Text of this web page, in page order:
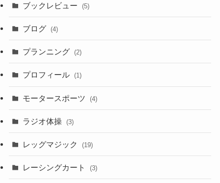
ブックレビュー (5)
ブログ (4)
プランニング (2)
プロフィール (1)
モータースポーツ (4)
ラジオ体操 (3)
レッグマジック (19)
レーシングカート (3)